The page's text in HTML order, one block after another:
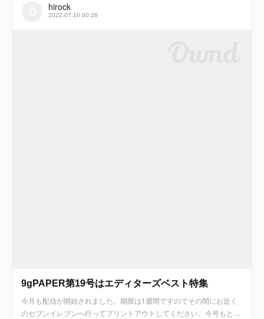
9gPAPER第19号はエディターズベスト特集
今月も配信が開始されました。期限は1週間ですのでその間にお近く
のセブンイレブンへ行ってプリントアウトしてください。今号もと…
2022.07.10 00:26
hirock